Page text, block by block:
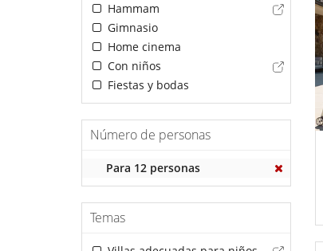
Hammam
Gimnasio
Home cinema
Con niños
Fiestas y bodas
Número de personas
Para 12 personas
Temas